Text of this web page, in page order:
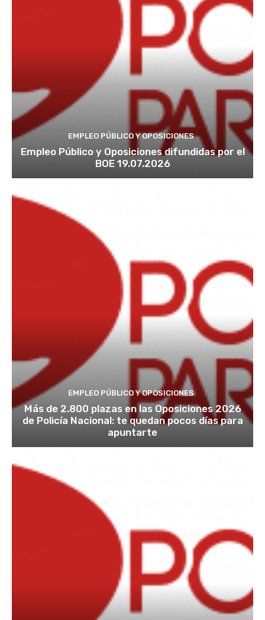
EMPLEO PÚBLICO Y OPOSICIONES
Empleo Público y Oposiciones difundidas por el
BOE 19.07.2026
EMPLEO PÚBLICO Y OPOSICIONES
Más de 2.800 plazas en las Oposiciones 2026
de Policía Nacional: te quedan pocos días para
apuntarte